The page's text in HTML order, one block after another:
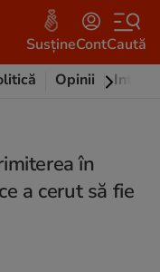
SusțineContCaută
Opinii
în
a cerut să fie